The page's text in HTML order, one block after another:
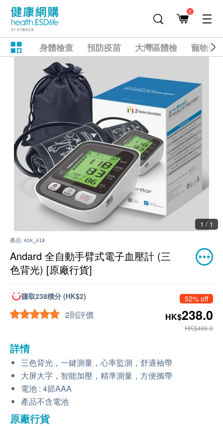
1
身體檢查 預防疫苗 大灣區體檢 寵物健
1 / 1
產品: ASK_A18
Andard 全自動手臂式電子血壓計 (三
色背光) [原廠行貨]
賺取238積分 (HK$2)
2則評價
52% off
HK$238.0
HK$499.0
詳情
三色背光，一鍵測量，心率監測，舒適袖帶
大屏大字，智能加壓，精準測量，方便攜帶
電池 : 4節AAA
產品不含電池
原廠行貨